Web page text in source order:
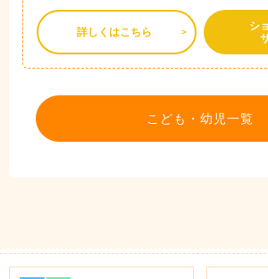
詳しくはこちら
シ
こども・幼児一覧